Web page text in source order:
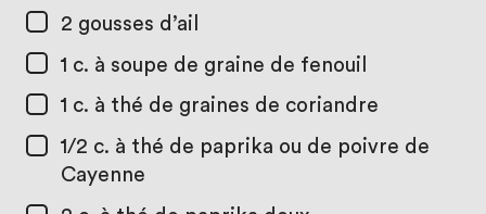
2 gousses d’ail
1 c. à soupe de graine de fenouil
1 c. à thé de graines de coriandre
1/2 c. à thé de paprika ou de poivre de
Cayenne